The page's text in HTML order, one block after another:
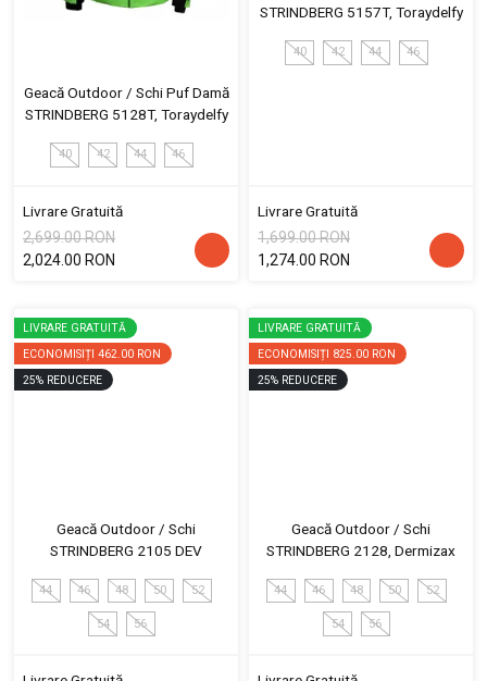
Geacă Outdoor / Schi Puf Damă
STRINDBERG 5128T, Toraydelfy
40 42 44 46
Livrare Gratuită
2,699.00 RON
2,024.00 RON
STRINDBERG 5157T, Toraydelfy
40 42 44 46
Livrare Gratuită
1,699.00 RON
1,274.00 RON
LIVRARE GRATUITĂ
ECONOMISIȚI 462.00 RON
25% REDUCERE
Geacă Outdoor / Schi
STRINDBERG 2105 DEV
44 46 48 50 52
54 56
LIVRARE GRATUITĂ
ECONOMISIȚI 825.00 RON
25% REDUCERE
Geacă Outdoor / Schi
STRINDBERG 2128, Dermizax
44 46 48 50 52
54 56